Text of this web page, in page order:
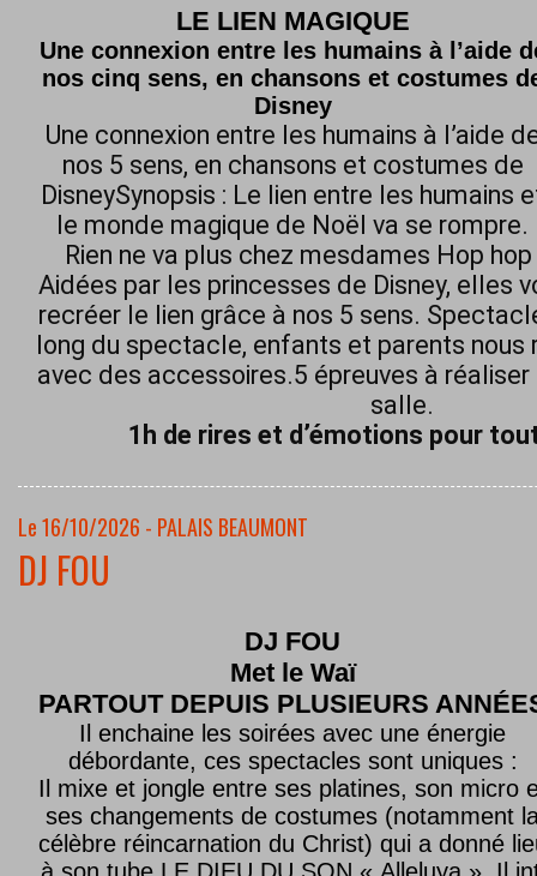
LE LIEN MAGIQUE
Une connexion entre les humains à l’aide
nos cinq sens, en chansons et costumes
Disney
Une connexion entre les humains à l’aide
nos 5 sens, en chansons et costumes de
DisneySynopsis : Le lien entre les humains
le monde magique de Noël va se rompre.
Rien ne va plus chez mesdames Hop
Aidées par les princesses de Disney, elles
recréer le lien grâce à nos 5 sens.
long du spectacle, enfants et parents nous
avec des accessoires.5 épreuves à
salle.
1h de rires et d’émotions pour
Le 16/10/2026 - PALAIS BEAUMONT
DJ FOU
DJ FOU
Met le Waï
PARTOUT DEPUIS PLUSIEURS
Il enchaine les soirées avec une énergie
débordante, ces spectacles sont uniques :
Il mixe et jongle entre ses platines, son micro
ses changements de costumes (notamment
célèbre réincarnation du Christ) qui a donné